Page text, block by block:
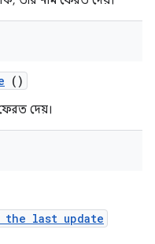
()
দেয়।
the last update